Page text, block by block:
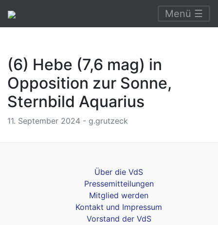
Menü ☰
(6) Hebe (7,6 mag) in
Opposition zur Sonne,
Sternbild Aquarius
11. September 2024 - g.grutzeck
Über die VdS
Pressemitteilungen
Mitglied werden
Kontakt und Impressum
Vorstand der VdS